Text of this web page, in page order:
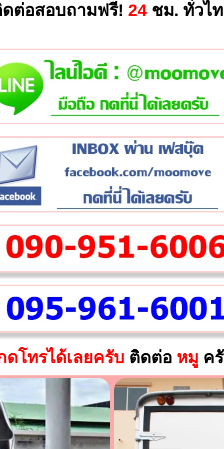
ต่อสอบถามฟรี! 24ชม. ทั่วไ
ดโทรได้เลยครับ ติดต่อ หมู ค